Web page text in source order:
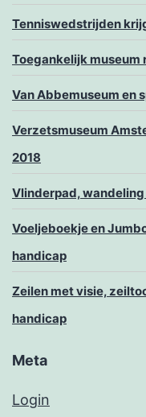
Tenniswedstrijden
Toegankelijk
Van Abbemuseum en
Verzetsmuseum
2018
Vlinderpad,
Voeljeboekje en
handicap
Zeilen met visie,
handicap
Meta
Login